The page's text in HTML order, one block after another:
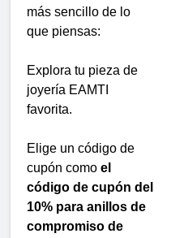
más sencillo de lo
que piensas:
Explora tu pieza de
joyería EAMTI
favorita.
Elige un código de
cupón como el
código de cupón del
10% para anillos de
compromiso de